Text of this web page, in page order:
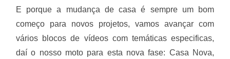
E porque a mudança de casa é sempre um bom
começo para novos projetos, vamos avançar com
vários blocos de vídeos com temáticas especificas,
daí o nosso moto para esta nova fase: Casa Nova,